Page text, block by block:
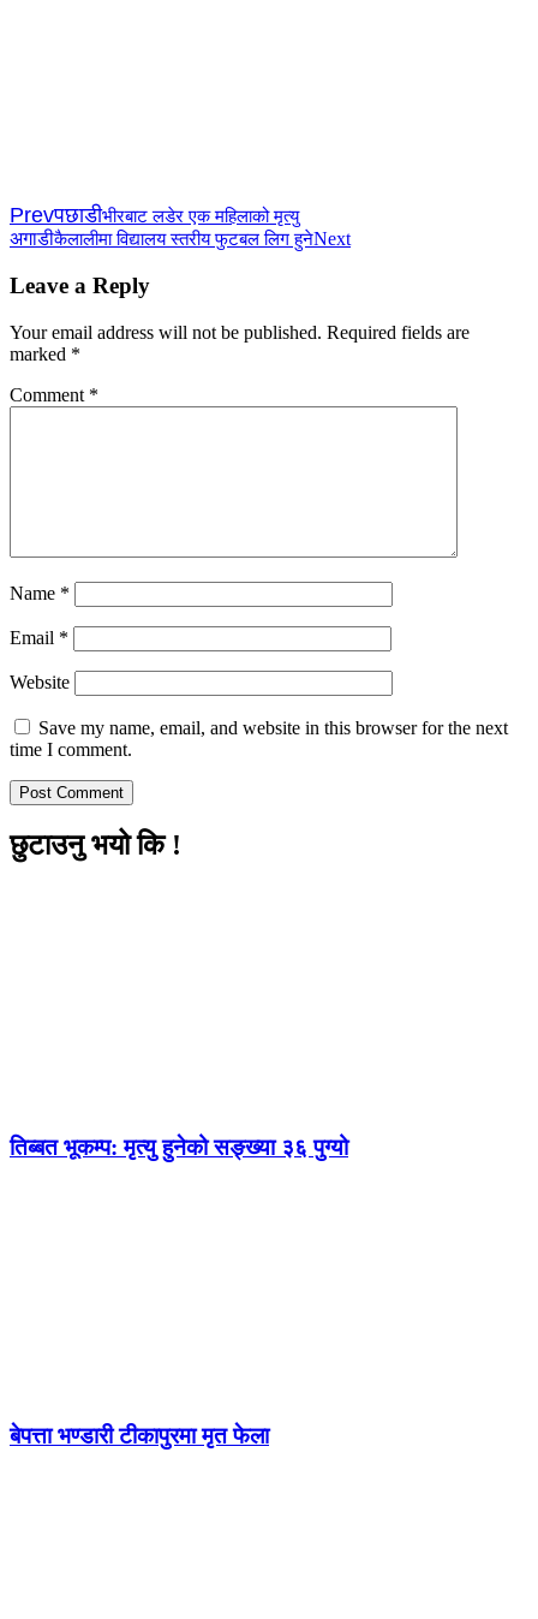
Prevपछाडीभीरबाट लडेर एक महिलाको मृत्यु
अगाडीकैलालीमा विद्यालय स्तरीय फुटबल लिग हुनेNext
Leave a Reply
Your email address will not be published. Required fields are
marked *
Comment *
Name *
Email *
Website
Save my name, email, and website in this browser for the next
time I comment.
छुटाउनु भयो कि !
तिब्बत भूकम्प: मृत्यु हुनेको सङ्ख्या ३६ पुग्यो
बेपत्ता भण्डारी टीकापुरमा मृत फेला